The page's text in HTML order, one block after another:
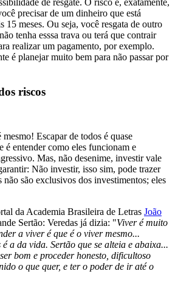
de resgate. O risco é, exatamente,
precisar de um dinheiro que está
15 meses. Ou seja, você resgata de outro
tenha esssa trava ou terá que contrair
realizar um pagamento, por exemplo.
é planejar muito bem para não passar por
riscos
Escapar de todos é quase
é entender como eles funcionam e
Mas, não desenime, investir vale
Não investir, isso sim, pode trazer
não são exclusivos dos investimentos; eles
da Academia Brasileira de Letras João
Sertão: Veredas já dizia: "Viver é muito
a viver é que é o viver mesmo...
a da vida. Sertão que se alteia e abaixa...
bom e proceder honesto, dificultoso
o que quer, e ter o poder de ir até o